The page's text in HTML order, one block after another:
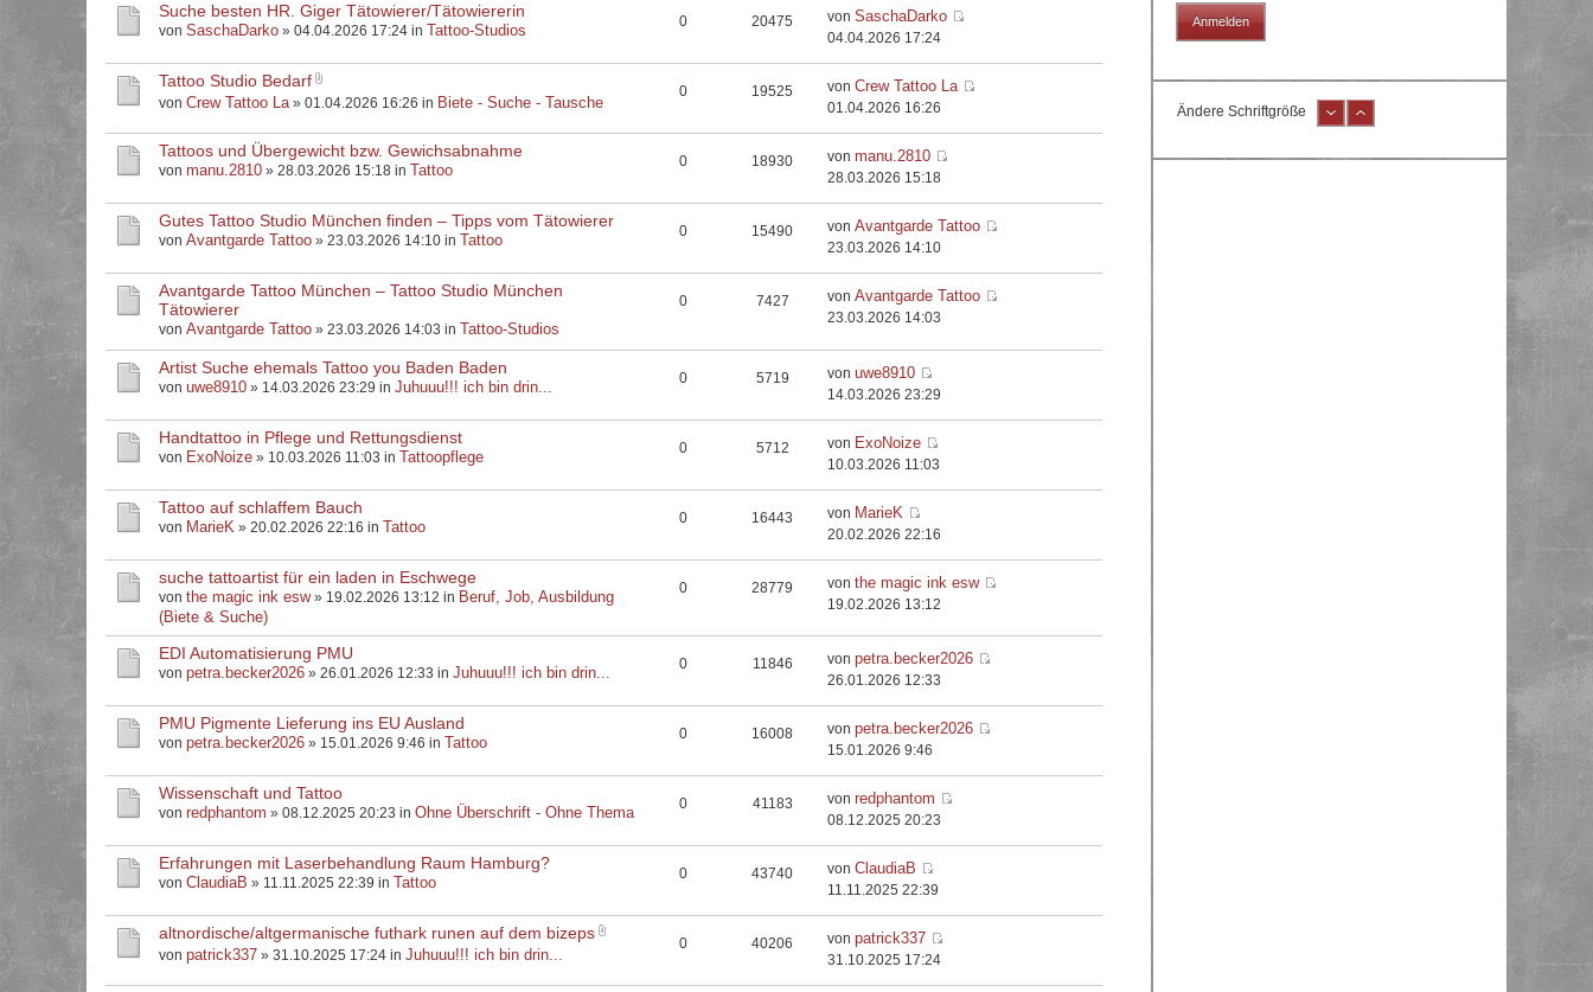
Suche besten HR. Giger Tätowierer/Tätowiererin
von SaschaDarko » 04.04.2026 17:24 in Tattoo-Studios 0 20475 vonSaschaDarko
04.04.2026 17:24
Tattoo Studio Bedarf
von Crew Tattoo La» 01.04.2026 16:26 in Biete - Suche - Tausche
0 19525 vonCrew Tattoo La
01.04.2026 16:26
Tattoos und Übergewicht bzw. Gewichsabnahme
von manu.2810 » 28.03.2026 15:18 in Tattoo 0 18930 vonmanu.2810
28.03.2026 15:18
Gutes Tattoo Studio München finden – Tipps vom Tätowierer
von Avantgarde Tattoo » 23.03.2026 14:10 in Tattoo 0 15490 vonAvantgarde Tattoo
23.03.2026 14:10
Avantgarde Tattoo München – Tattoo Studio München
Tätowierer
von Avantgarde Tattoo » 23.03.2026 14:03 in Tattoo-Studios
0 7427 vonAvantgarde Tattoo
23.03.2026 14:03
Artist Suche ehemals Tattoo you Baden Baden
von uwe8910 » 14.03.2026 23:29 in Juhuuu!!! ich bin drin... 0 5719 vonuwe8910
14.03.2026 23:29
Handtattoo in Pflege und Rettungsdienst
von ExoNoize » 10.03.2026 11:03 in Tattoopflege 0 5712 von ExoNoize
10.03.2026 11:03
Tattoo auf schlaffem Bauch
von MarieK » 20.02.2026 22:16 in Tattoo 0 16443 von MarieK
20.02.2026 22:16
suche tattoartist für ein laden in Eschwege
von the magic ink esw» 19.02.2026 13:12 in Beruf, Job, Ausbildung
(Biete & Suche)
0 28779 vonthe magic ink esw
19.02.2026 13:12
EDI Automatisierung PMU
von petra.becker2026 » 26.01.2026 12:33 in Juhuuu!!! ich bin drin... 0 11846 vonpetra.becker2026
26.01.2026 12:33
PMU Pigmente Lieferung ins EU Ausland
von petra.becker2026 » 15.01.2026 9:46 in Tattoo 0 16008 vonpetra.becker2026
15.01.2026 9:46
Wissenschaft und Tattoo
von redphantom » 08.12.2025 20:23 in Ohne Überschrift - Ohne Thema 0 41183 vonredphantom
08.12.2025 20:23
Erfahrungen mit Laserbehandlung Raum Hamburg?
von ClaudiaB » 11.11.2025 22:39 in Tattoo 0 43740 vonClaudiaB
11.11.2025 22:39
altnordische/altgermanische futhark runen auf dem bizeps
von patrick337 » 31.10.2025 17:24 in Juhuuu!!! ich bin drin...
0 40206 vonpatrick337
31.10.2025 17:24
Ändere Schriftgröße